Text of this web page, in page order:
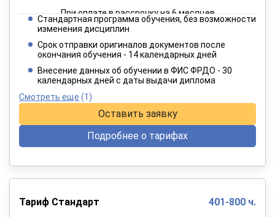
При оплате в рассрочку на 6 месяцев
2 749 руб.
При оплате в рассрочку на 12 месяцев
Стандартная программа обучения, без возможности
изменения дисциплин
Срок отправки оригиналов документов после
окончания обучения - 14 календарных дней
Внесение данных об обучении в ФИС ФРДО - 30
календарных дней с даты выдачи диплома
Смотреть еще (1)
Оставить заявку
Подробнее о тарифах
Тариф Стандарт 401-800 ч.